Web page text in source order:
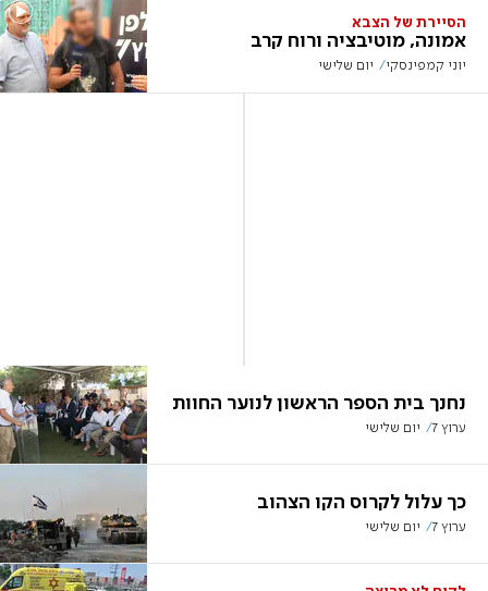
הסיירת של הצבא
אמונה, מוטיבציה ורוח קרב
יוני קמפינסקי יום שלישי
נחנך בית הספר הראשון לנוער החוות
ערוץ 7 יום שלישי
כך עלול לקרוס הקו הצהוב
ערוץ 7 יום שלישי